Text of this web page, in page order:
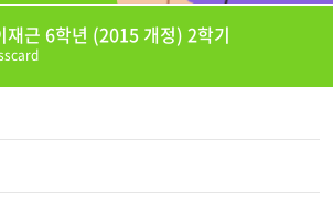
재근 6학년 (2015 개정) 2학기